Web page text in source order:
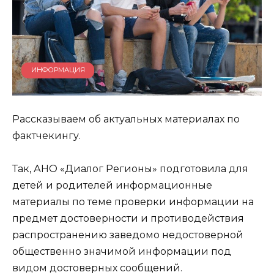
ИНФОРМАЦИЯ
Рассказываем об актуальных материалах по
фактчекингу.
Так, АНО «Диалог Регионы» подготовила для
детей и родителей информационные
материалы по теме проверки информации на
предмет достоверности и противодействия
распространению заведомо недостоверной
общественно значимой информации под
видом достоверных сообщений.